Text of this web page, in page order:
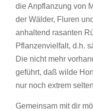
die Anpflanzung von
der Wälder, Fluren
anhaltend rasanten
Pflanzenvielfalt, d.h.
Die nicht mehr
geführt, daß wilde
nur noch extrem
Gemeinsam mit dir